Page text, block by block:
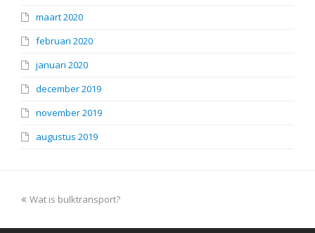
maart 2020
februari 2020
januari 2020
december 2019
november 2019
augustus 2019
previous
Wat is bulktransport?